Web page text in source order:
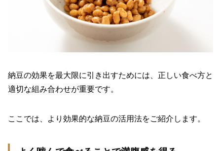
納豆の効果を最大限に引き出すためには、正しい食べ方と
適切な組み合わせが重要です。
ここでは、より効果的な納豆の活用法をご紹介します。